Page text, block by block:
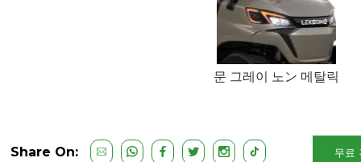
문 그레이 노ン 메탈릭
Share On: 무료